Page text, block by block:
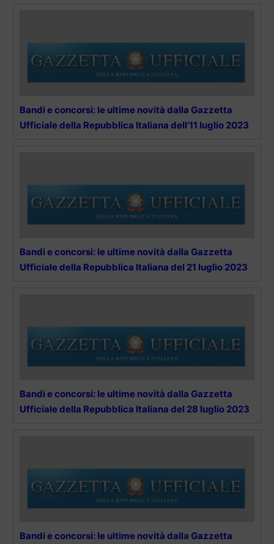
Bandi e concorsi: le ultime novità dalla Gazzetta
Ufficiale della Repubblica Italiana dell’11 luglio 2023
Bandi e concorsi: le ultime novità dalla Gazzetta
Ufficiale della Repubblica Italiana del 21 luglio 2023
Bandi e concorsi: le ultime novità dalla Gazzetta
Ufficiale della Repubblica Italiana del 28 luglio 2023
Bandi e concorsi: le ultime novità dalla Gazzetta